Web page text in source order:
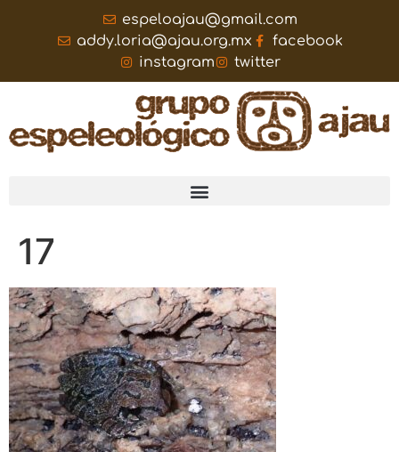
espeloajau@gmail.com
addy.loria@ajau.org.mx
facebook
instagram
twitter
17